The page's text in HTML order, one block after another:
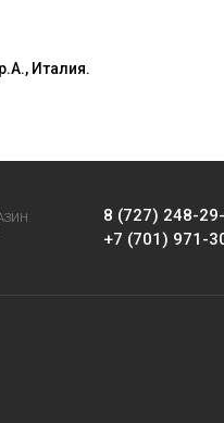
Италия.
8 (727) 248-
+7 (701) 971-